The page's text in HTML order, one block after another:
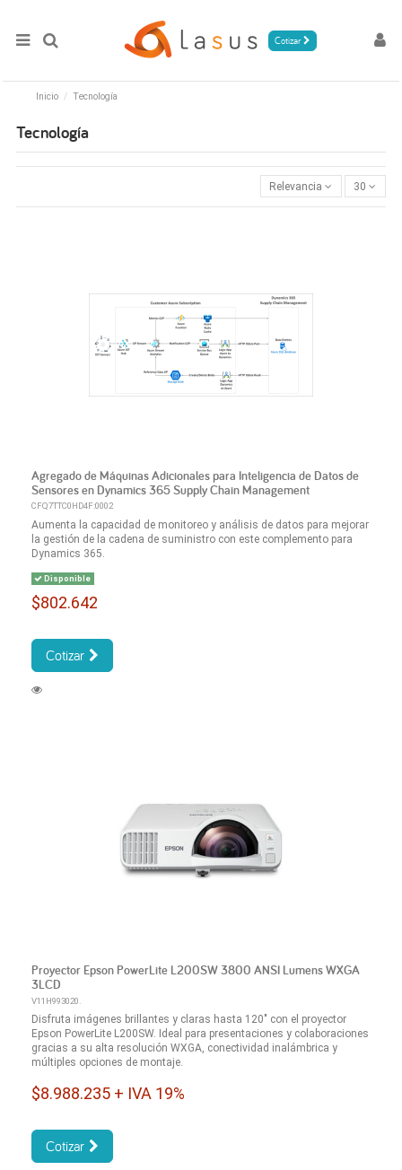
Cotizar
Inicio Tecnología
Tecnología
Relevancia 30
Agregado de Máquinas Adicionales para Inteligencia de Datos de
Sensores en Dynamics 365 Supply Chain Management
CFQ7TTC0HD4F:0002
Aumenta la capacidad de monitoreo y análisis de datos para mejorar
la gestión de la cadena de suministro con este complemento para
Dynamics 365.
Disponible
$802.642
Cotizar
Proyector Epson PowerLite L200SW 3800 ANSI Lumens WXGA
3LCD
V11H993020.
Disfruta imágenes brillantes y claras hasta 120" con el proyector
Epson PowerLite L200SW. Ideal para presentaciones y colaboraciones
gracias a su alta resolución WXGA, conectividad inalámbrica y
múltiples opciones de montaje.
$8.988.235 + IVA 19%
Cotizar